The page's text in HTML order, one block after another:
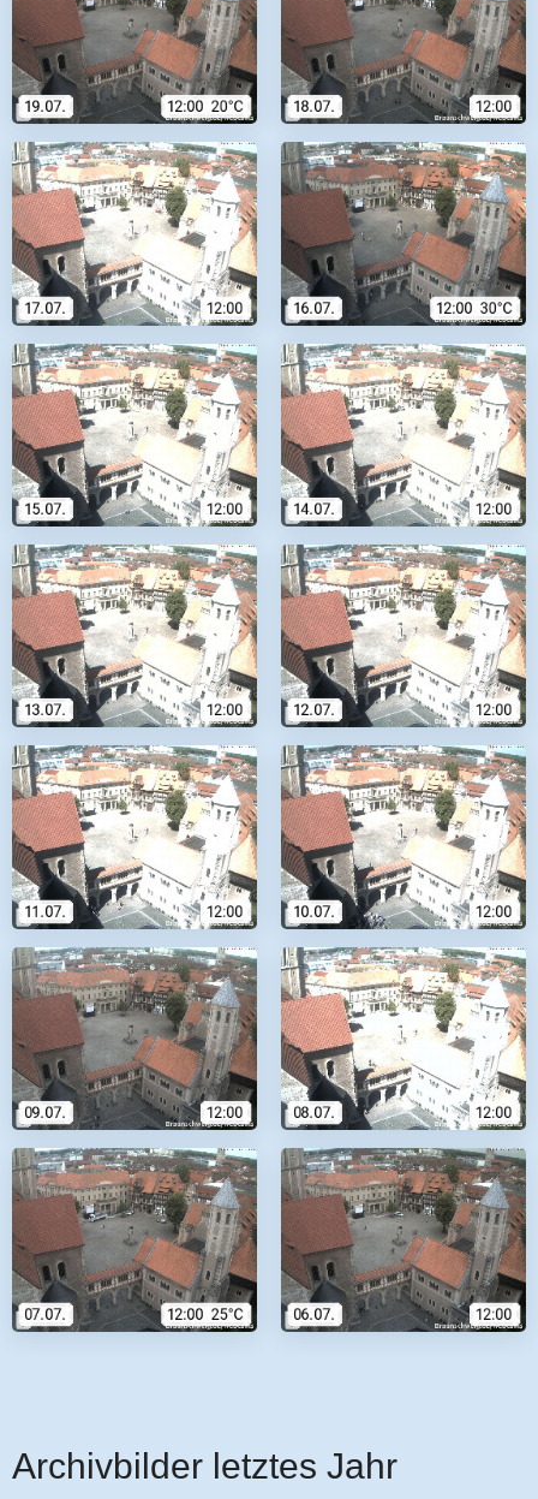
Archivbilder letztes Jahr